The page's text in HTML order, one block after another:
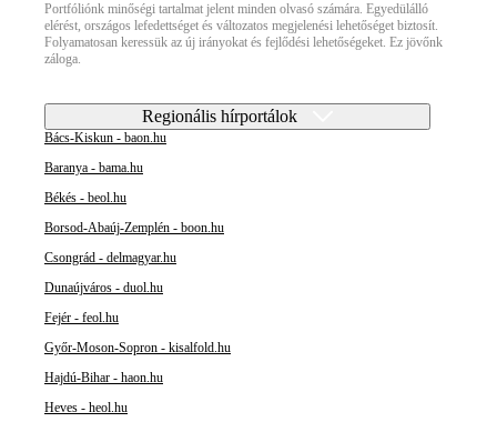
Portfóliónk minőségi tartalmat jelent minden olvasó számára. Egyedülálló
elérést, országos lefedettséget és változatos megjelenési lehetőséget biztosít.
Folyamatosan keressük az új irányokat és fejlődési lehetőségeket. Ez jövőnk
záloga.
Regionális hírportálok
Bács-Kiskun - baon.hu
Baranya - bama.hu
Békés - beol.hu
Borsod-Abaúj-Zemplén - boon.hu
Csongrád - delmagyar.hu
Dunaújváros - duol.hu
Fejér - feol.hu
Győr-Moson-Sopron - kisalfold.hu
Hajdú-Bihar - haon.hu
Heves - heol.hu